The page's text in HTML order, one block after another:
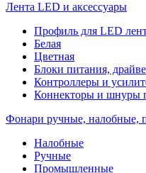
Лента LED и аксессуары
Профиль для LED
Белая
Цветная
Блоки питания,
Контроллеры и
Коннекторы и шнуры
Фонари ручные, налобные,
Налобные
Ручные
Промышленные